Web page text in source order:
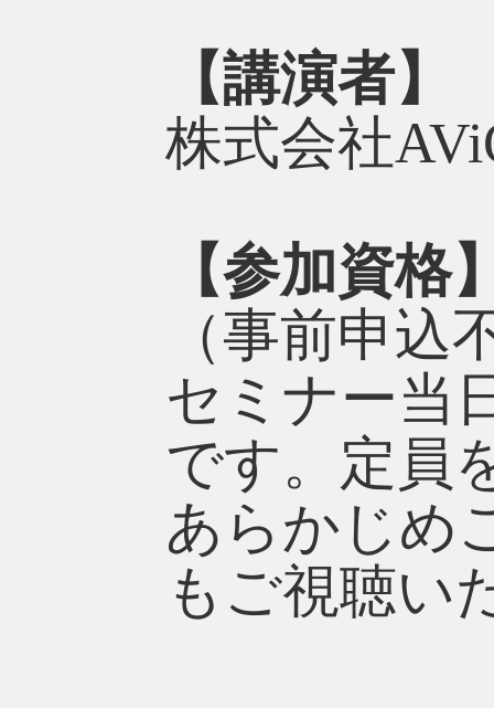
【講演者】
株式会社
【参加資格
（事前申込
セミナー当
です。定員
あらかじめ
もご視聴い